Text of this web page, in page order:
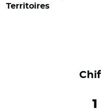
Territoires
1